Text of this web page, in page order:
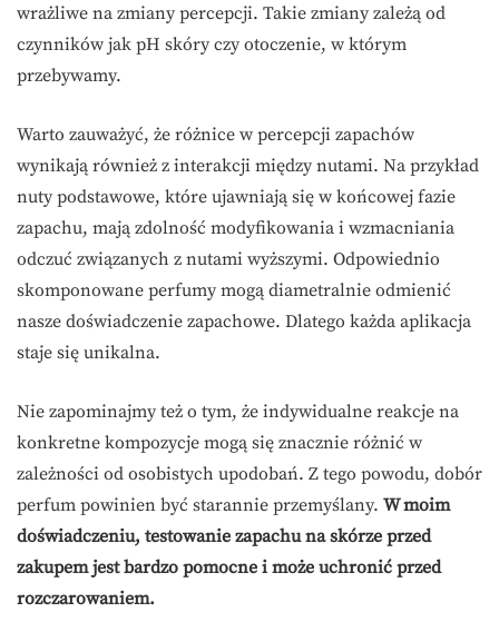
wrażliwe na zmiany percepcji. Takie zmiany zależą od
czynników jak pH skóry czy otoczenie, w którym
przebywamy.
Warto zauważyć, że różnice w percepcji zapachów
wynikają również z interakcji między nutami. Na przykład
nuty podstawowe, które ujawniają się w końcowej fazie
zapachu, mają zdolność modyfikowania i wzmacniania
odczuć związanych z nutami wyższymi. Odpowiednio
skomponowane perfumy mogą diametralnie odmienić
nasze doświadczenie zapachowe. Dlatego każda aplikacja
staje się unikalna.
Nie zapominajmy też o tym, że indywidualne reakcje na
konkretne kompozycje mogą się znacznie różnić w
zależności od osobistych upodobań. Z tego powodu, dobór
perfum powinien być starannie przemyślany. W moim
doświadczeniu, testowanie zapachu na skórze przed
zakupem jest bardzo pomocne i może uchronić przed
rozczarowaniem.